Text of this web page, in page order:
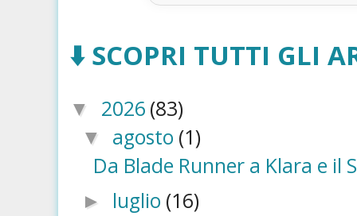
⬇️ SCOPRI TUTTI GLI
▼ 2026 (83)
▼ agosto (1)
Da Blade Runner a Klara e il
► luglio (16)